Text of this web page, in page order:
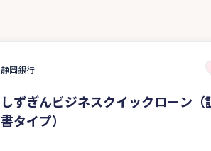
静岡銀行
しずぎんビジネスクイックローン（
書タイプ）